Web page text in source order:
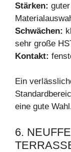
Stärken:
Schwächen:
sehr große
Kontakt:
Ein
eine gute
6.